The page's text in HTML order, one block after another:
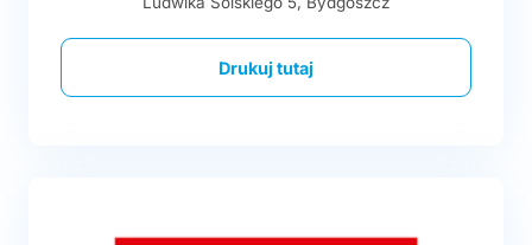
Drukuj tutaj